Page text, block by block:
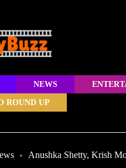
NEWS
ROUND UP
Anushka Shetty, Krish